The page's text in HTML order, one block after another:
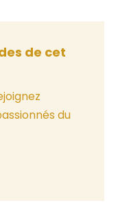
de cet
du